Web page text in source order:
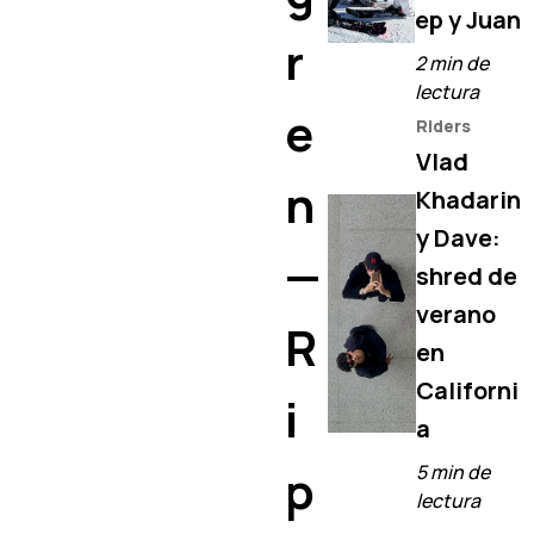
r
e
n
—
R
i
p
ep y Juan
2 min de
lectura
Riders
Vlad
Khadarin
y Dave:
shred de
verano
en
Californi
a
5 min de
lectura